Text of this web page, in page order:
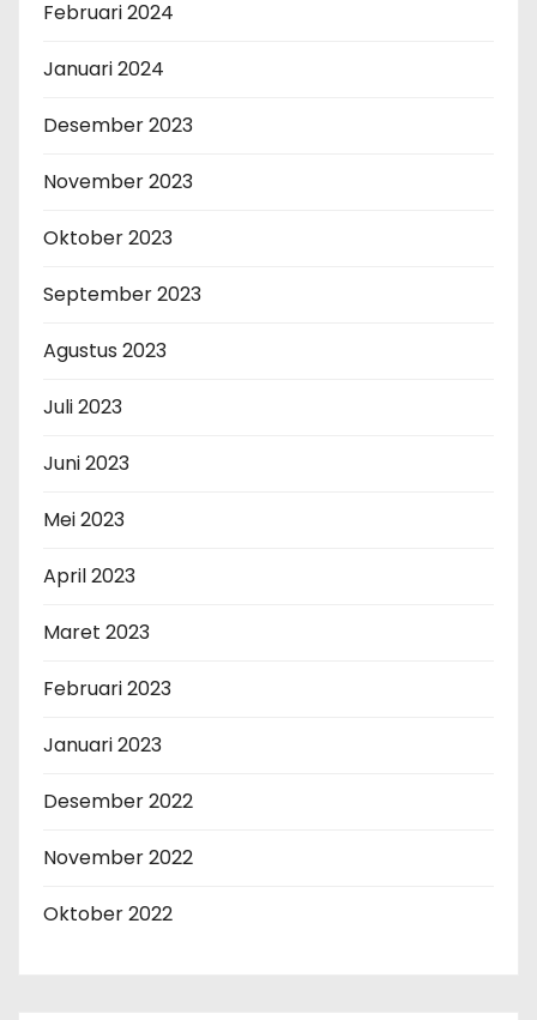
Februari 2024
Januari 2024
Desember 2023
November 2023
Oktober 2023
September 2023
Agustus 2023
Juli 2023
Juni 2023
Mei 2023
April 2023
Maret 2023
Februari 2023
Januari 2023
Desember 2022
November 2022
Oktober 2022